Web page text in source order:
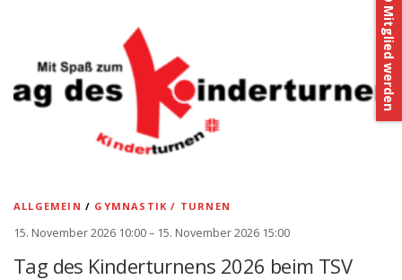
ALLGEMEIN / GYMNASTIK / TURNEN
15. November 2026 10:00 – 15. November 2026 15:00
Tag des Kinderturnens 2026 beim TSV
Mitglied werden